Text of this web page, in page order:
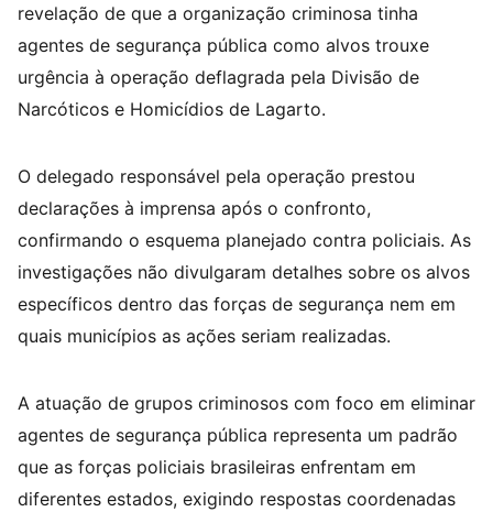
revelação de que a organização criminosa tinha
agentes de segurança pública como alvos trouxe
urgência à operação deflagrada pela Divisão de
Narcóticos e Homicídios de Lagarto.
O delegado responsável pela operação prestou
declarações à imprensa após o confronto,
confirmando o esquema planejado contra policiais. As
investigações não divulgaram detalhes sobre os alvos
específicos dentro das forças de segurança nem em
quais municípios as ações seriam realizadas.
A atuação de grupos criminosos com foco em eliminar
agentes de segurança pública representa um padrão
que as forças policiais brasileiras enfrentam em
diferentes estados, exigindo respostas coordenadas